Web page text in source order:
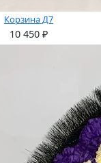
Корзина Д7
10 450 ₽